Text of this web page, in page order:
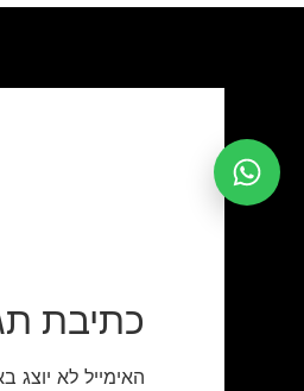
כתיבת
האימייל לא יוצג